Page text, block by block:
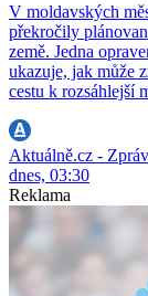
V moldavských
překročily
země. Jedna
ukazuje, jak může
cestu k rozsáhlejší
Aktuálně.cz -
dnes, 03:30
Reklama